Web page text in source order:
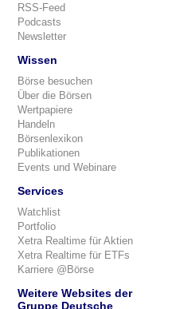
RSS-Feed
Podcasts
Newsletter
Wissen
Börse besuchen
Über die Börsen
Wertpapiere
Handeln
Börsenlexikon
Publikationen
Events und Webinare
Services
Watchlist
Portfolio
Xetra Realtime für Aktien
Xetra Realtime für ETFs
Karriere @Börse
Weitere Websites der
Gruppe Deutsche